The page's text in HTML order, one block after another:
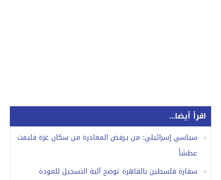
اقرأ أيضا...
سياسي إسرائيلي: من يرفض المغادرة من سكان غزة فليمت
عطشاً
سفارة فلسطين بالقاهرة توضح آلية التسجيل للعودة